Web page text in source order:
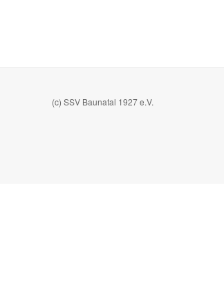
(c) SSV Baunatal 1927 e.V.